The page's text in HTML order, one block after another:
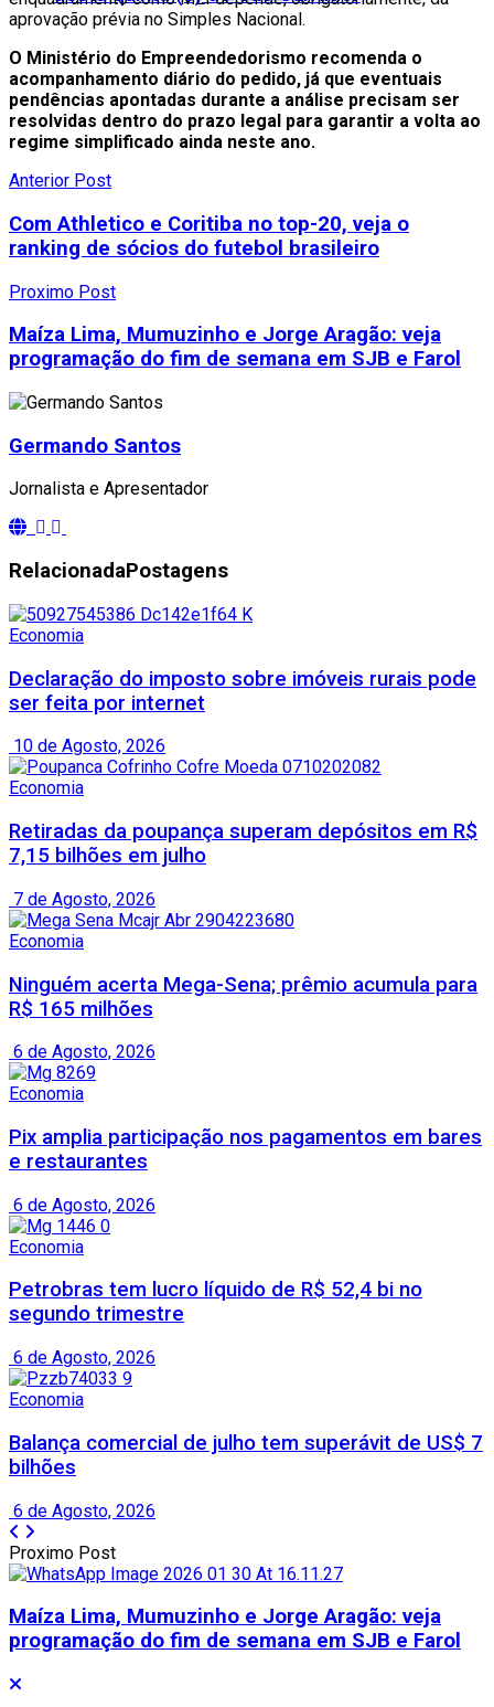
aprovação prévia no Simples Nacional.
O Ministério do Empreendedorismo recomenda o
acompanhamento diário do pedido, já que eventuais
pendências apontadas durante a análise precisam ser
resolvidas dentro do prazo legal para garantir a volta ao
regime simplificado ainda neste ano.
Anterior Post
Com Athletico e Coritiba no top-20, veja o
ranking de sócios do futebol brasileiro
Proximo Post
Maíza Lima, Mumuzinho e Jorge Aragão: veja
programação do fim de semana em SJB e Farol
Germando Santos
Jornalista e Apresentador
RelacionadaPostagens
Economia
Declaração do imposto sobre imóveis rurais pode
ser feita por internet
10 de Agosto, 2026
Economia
Retiradas da poupança superam depósitos em R$
7,15 bilhões em julho
7 de Agosto, 2026
Economia
Ninguém acerta Mega-Sena; prêmio acumula para
R$ 165 milhões
6 de Agosto, 2026
Economia
Pix amplia participação nos pagamentos em bares
e restaurantes
6 de Agosto, 2026
Economia
Petrobras tem lucro líquido de R$ 52,4 bi no
segundo trimestre
6 de Agosto, 2026
Economia
Balança comercial de julho tem superávit de US$ 7
bilhões
6 de Agosto, 2026
Proximo Post
Maíza Lima, Mumuzinho e Jorge Aragão: veja
programação do fim de semana em SJB e Farol